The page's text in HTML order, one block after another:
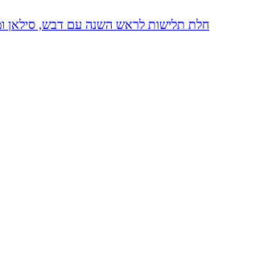
חלת תלישות לראש השנה עם דבש, סילאן